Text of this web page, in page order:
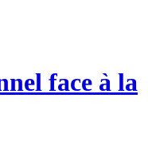
face à la